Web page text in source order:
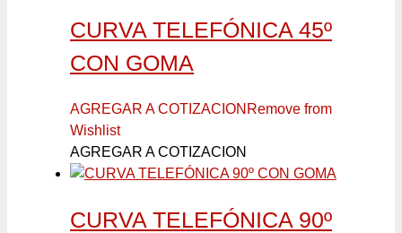
CURVA TELEFÓNICA 45º
CON GOMA
AGREGAR A COTIZACION Remove from
Wishlist
AGREGAR A COTIZACION
CURVA TELEFÓNICA 90º